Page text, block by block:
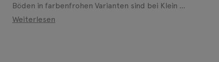
Böden in farbenfrohen Varianten sind bei Klein ...
Weiterlesen